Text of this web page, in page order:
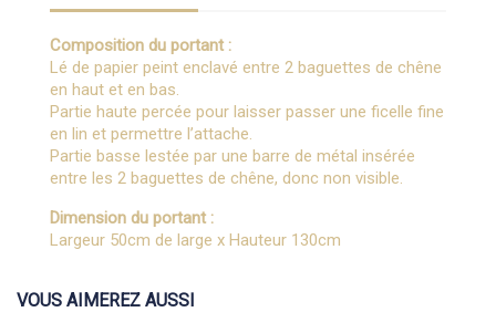
Composition du portant :
Lé de papier peint enclavé entre 2 baguettes de chêne
en haut et en bas.
Partie haute percée pour laisser passer une ficelle fine
en lin et permettre l’attache.
Partie basse lestée par une barre de métal insérée
entre les 2 baguettes de chêne, donc non visible.
Dimension du portant :
Largeur 50cm de large x Hauteur 130cm
VOUS AIMEREZ AUSSI